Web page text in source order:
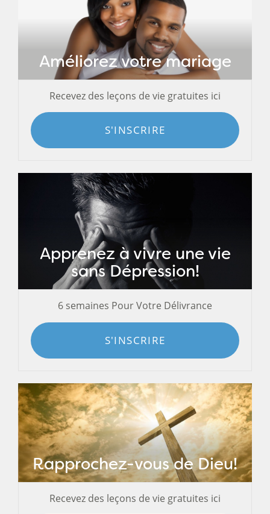
Améliorez votre mariage
Recevez des leçons de vie gratuites ici
S'INSCRIRE
Apprenez à vivre une vie
sans Dépression!
6 semaines Pour Votre Délivrance
S'INSCRIRE
Rapprochez-vous de Dieu!
Recevez des leçons de vie gratuites ici